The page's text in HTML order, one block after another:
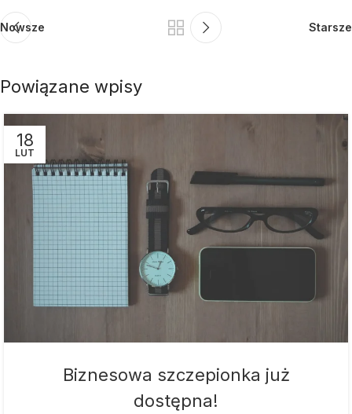
Nowsze Starsze
Powiązane wpisy
18
LUT
Biznesowa szczepionka już
dostępna!